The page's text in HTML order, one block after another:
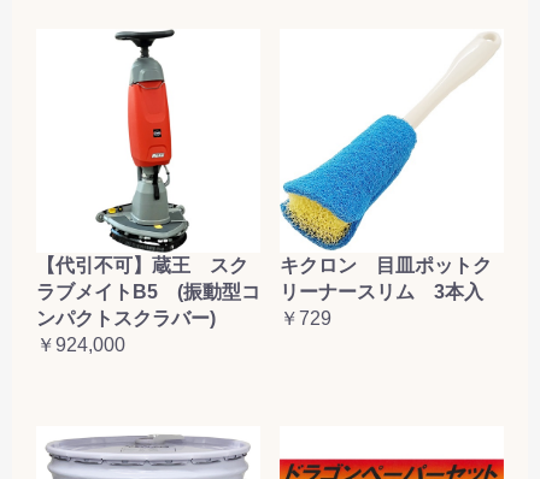
【代引不可】蔵王 スク
ラブメイトB5 (振動型コ
ンパクトスクラバー)
￥924,000
キクロン 目皿ポットク
リーナースリム 3本入
￥729